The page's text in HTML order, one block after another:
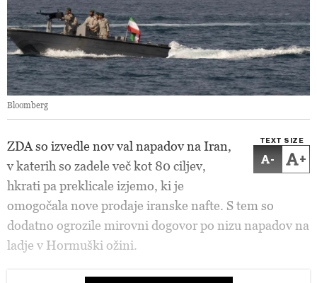
Bloomberg
TEXT SIZE
- +
ZDA so izvedle nov val napadov na Iran,
v katerih so zadele več kot 80 ciljev,
hkrati pa preklicale izjemo, ki je
omogočala nove prodaje iranske nafte. S tem so
dodatno ogrozile mirovni dogovor po nizu napadov na
ladje v Hormuški ožini.